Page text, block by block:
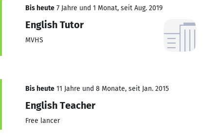
Bis heute 7 Jahre und 1 Monat, seit Aug. 2019
English Tutor
MVHS
Bis heute 11 Jahre und 8 Monate, seit Jan. 2015
English Teacher
Free lancer